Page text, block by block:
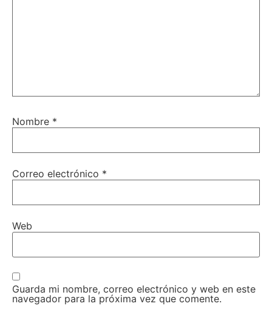
Nombre *
Correo electrónico *
Web
Guarda mi nombre, correo electrónico y web en este
navegador para la próxima vez que comente.